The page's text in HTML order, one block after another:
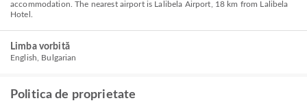
accommodation. The nearest airport is Lalibela Airport, 18 km from Lalibela
Hotel.
Limba vorbită
English, Bulgarian
Politica de proprietate